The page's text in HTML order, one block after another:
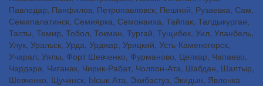
Павлодар, Панфилов, Петропавловск, Пешной, Рузаевка, Сам,
Семипалатинск, Семиярка, Семонаиха, Тайпак, Талдыкурган,
Тасты, Темир, Тобол, Токман, Тургай, Тущибек, Уил, Уланбель,
Улук, Уральск, Урда, Урджар, Урицкий, Усть-Каменогорск,
Учарал, Уялы, Форт Шевченко, Фурманово, Целкар, Чапаево,
Чардара, Чиганак, Чирик-Рабат, Чолпон-Ата, Шабдан, Шалтыр,
Шевченко, Щучинск, Ысык-Ата, Экибастуз, Экидын, Явленка